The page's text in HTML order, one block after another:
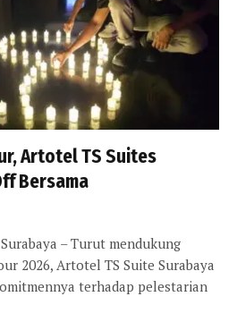
Artotel TS Suites
Bersama
– Turut mendukung
2026, Artotel TS Suite Surabaya
terhadap pelestarian